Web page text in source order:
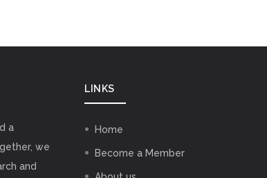
a
we
and
LINKS
Home
Become a Member